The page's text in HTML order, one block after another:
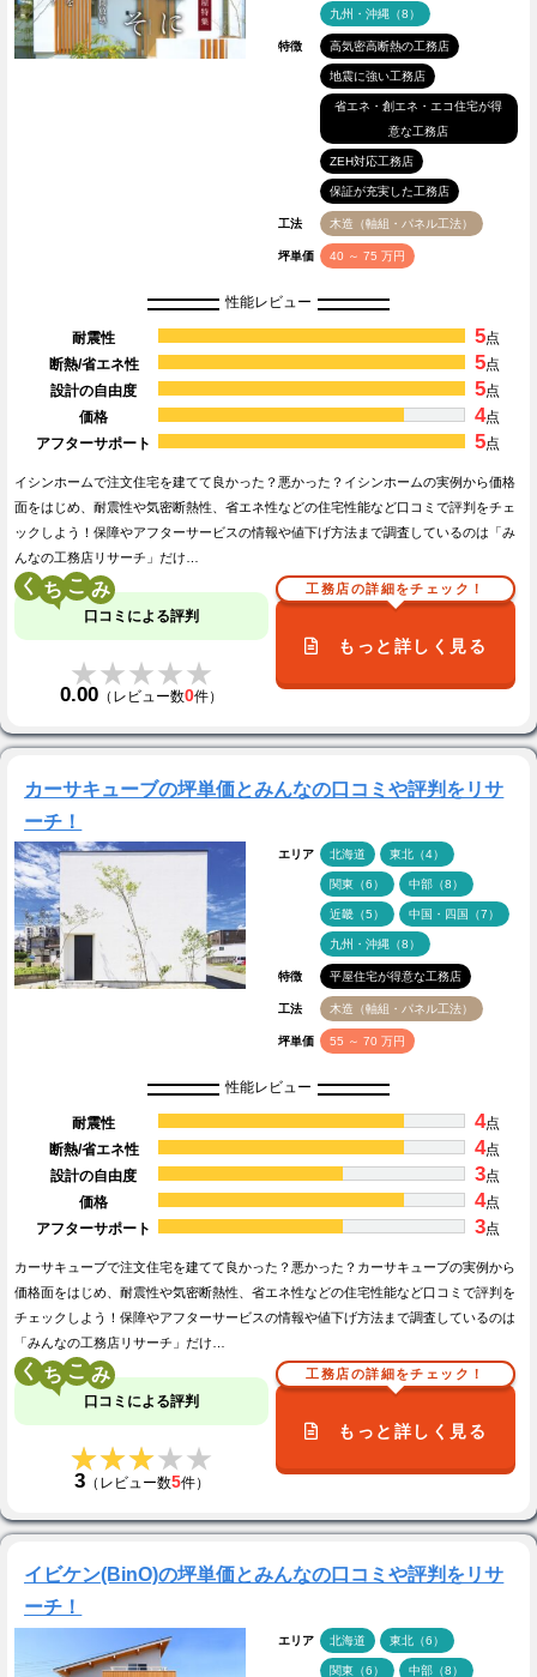
九州・沖縄（8）
特徴 高気密高断熱の工務店
地震に強い工務店
省エネ・創エネ・エコ住宅が得
意な工務店
ZEH対応工務店
保証が充実した工務店
工法 木造（軸組・パネル工法）
坪単価 40 ～ 75 万円
性能レビュー
耐震性 5点
断熱/省エネ性
5点
設計の自由度
5点
価格
4点
アフターサポート
5点
イシンホームで注文住宅を建てて良かった？悪かった？イシンホームの実例から価格
面をはじめ、耐震性や気密断熱性、省エネ性などの住宅性能など口コミで評判をチェ
ックしよう！保障やアフターサービスの情報や値下げ方法まで調査しているのは「み
んなの工務店リサーチ」だけ…
く こ
口コミによる評判
★★★★★
★★★★★
0.00 （レビュー数0件）
工務店の詳細をチェック！
もっと詳しく見る
カーサキューブの坪単価とみんなの口コミや評判をリサ
ーチ！
エリア 北海道 東北（4）
関東（6） 中部（8）
近畿（5） 中国・四国（7）
九州・沖縄（8）
特徴 平屋住宅が得意な工務店
工法 木造（軸組・パネル工法）
坪単価 55 ～ 70 万円
性能レビュー
耐震性 4点
断熱/省エネ性
4点
設計の自由度
3点
価格
4点
アフターサポート
3点
カーサキューブで注文住宅を建てて良かった？悪かった？カーサキューブの実例から
価格面をはじめ、耐震性や気密断熱性、省エネ性などの住宅性能など口コミで評判を
チェックしよう！保障やアフターサービスの情報や値下げ方法まで調査しているのは
「みんなの工務店リサーチ」だけ…
く こ
口コミによる評判
★★★★★
★★★★★
3（レビュー数5件）
工務店の詳細をチェック！
もっと詳しく見る
イビケン(BinO)の坪単価とみんなの口コミや評判をリサ
ーチ！
エリア 北海道 東北（6）
関東（6） 中部（8）